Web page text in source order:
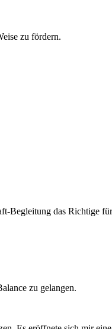
zu fördern.
Begleitung das Richtige
zu gelangen.